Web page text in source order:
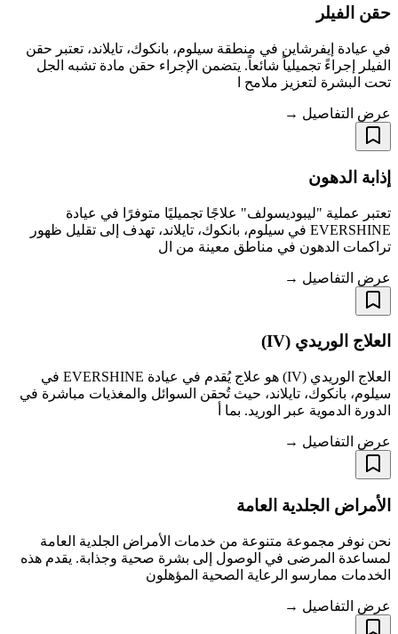
حقن الفيلر
في عيادة إيفرشاين في منطقة سيلوم، بانكوك، تايلاند، تعتبر حقن
الفيلر إجراءً تجميلياً شائعاً. يتضمن الإجراء حقن مادة تشبه الجل
تحت البشرة لتعزيز ملامح ا
عرض التفاصيل →
إذابة الدهون
تعتبر عملية "ليبوديسولف" علاجًا تجميليًا متوفرًا في عيادة
EVERSHINE في سيلوم، بانكوك، تايلاند، تهدف إلى تقليل ظهور
تراكمات الدهون في مناطق معينة من ال
عرض التفاصيل →
العلاج الوريدي (IV)
العلاج الوريدي (IV) هو علاج يُقدم في عيادة EVERSHINE في
سيلوم، بانكوك، تايلاند، حيث تُحقن السوائل والمغذيات مباشرة في
الدورة الدموية عبر الوريد. بما أ
عرض التفاصيل →
الأمراض الجلدية العامة
نحن نوفر مجموعة متنوعة من خدمات الأمراض الجلدية العامة
لمساعدة المرضى في الوصول إلى بشرة صحية وجذابة. يقدم هذه
الخدمات ممارسو الرعاية الصحية المؤهلون
عرض التفاصيل →